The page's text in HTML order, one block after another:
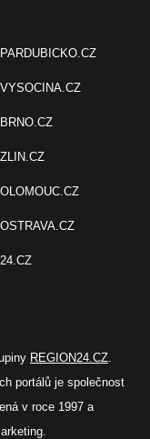
REGION24.CZ
portálů je společnost
v roce 1997 a